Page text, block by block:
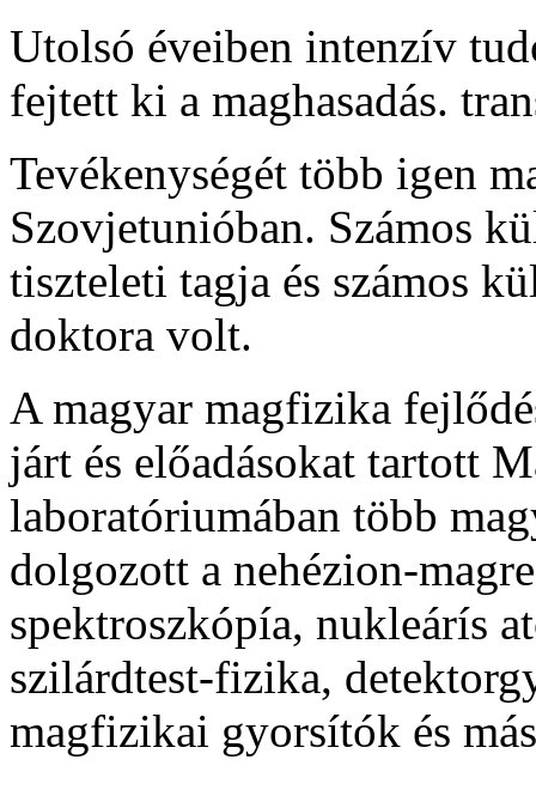
Utolsó éveiben intenzív
fejtett ki a maghasadás.
Tevékenységét több igen
Szovjetunióban. Számos
tiszteleti tagja és számos
doktora volt.
A magyar magfizika
járt és előadásokat tartott
laboratóriumában több
dolgozott a nehézion-
spektroszkópía, nukleárís
szilárdtest-fizika,
magfizikai gyorsítók és